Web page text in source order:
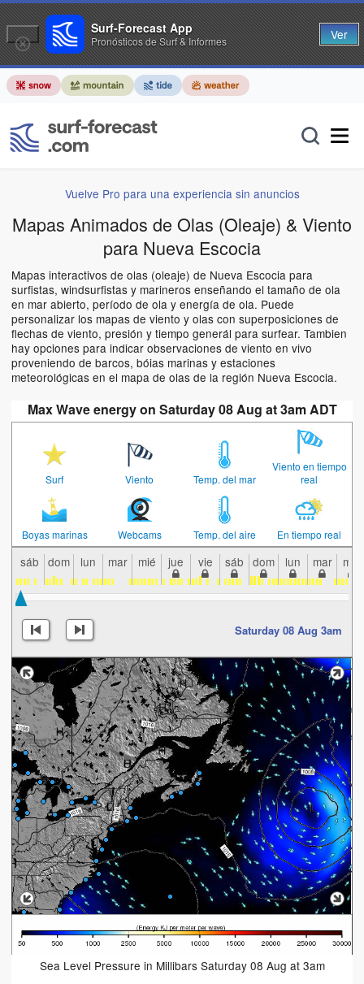
Vuelve Pro para una experiencia sin anuncios
Mapas Animados de Olas (Oleaje) & Viento
para Nueva Escocia
Mapas interactivos de olas (oleaje) de Nueva Escocia para
surfistas, windsurfistas y marineros enseñando el tamaño de ola
en mar abierto, período de ola y energía de ola. Puede
personalizar los mapas de viento y olas con superposiciones de
flechas de viento, presión y tiempo generál para surfear. Tambien
hay opciones para indicar observaciones de viento en vivo
proveniendo de barcos, bóias marinas y estaciones
meteorológicas en el mapa de olas de la región Nueva Escocia.
Max Wave energy on Saturday 08 Aug at 3am ADT
Surf Viento Temp. del mar
Viento en tiempo
real
Boyas marinas Webcams Temp. del aire En tiempo real
sáb dom lun mar mié jue vie sáb dom lun mar mié
Saturday 08 Aug 3am
Sea Level Pressure in Millibars Saturday 08 Aug at 3am
Surf-Forecast App
Pronósticos de Surf & Informes Ver